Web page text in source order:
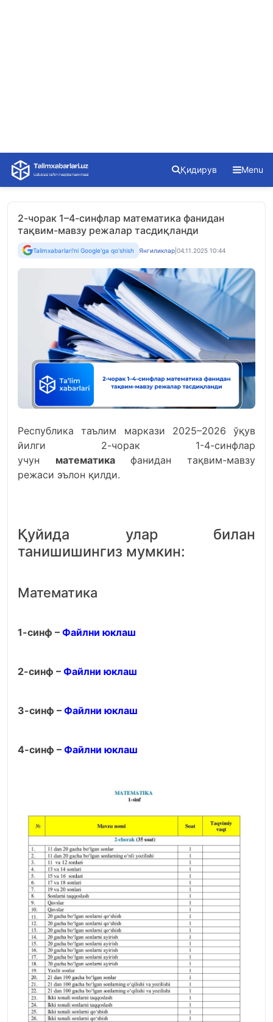
Skip
content
Қидирув Menu
2-чорак 1–4-синфлар математика фанидан
тақвим-мавзу режалар тасдиқланди
Talimxabarlari'ni Google'ga qo'shish Янгиликлар 04.11.2025 10:44
Республика таълим маркази 2025–2026 ўқув
йилги 2-чорак 1-4-синфлар
учун математикафанидан тақвим-мавзу
режаси эълон қилди.
Қуйида улар билан
танишишингиз мумкин:
Математика
1-синф – Файлни юклаш
2-синф – Файлни юклаш
3-синф – Файлни юклаш
4-синф – Файлни юклаш